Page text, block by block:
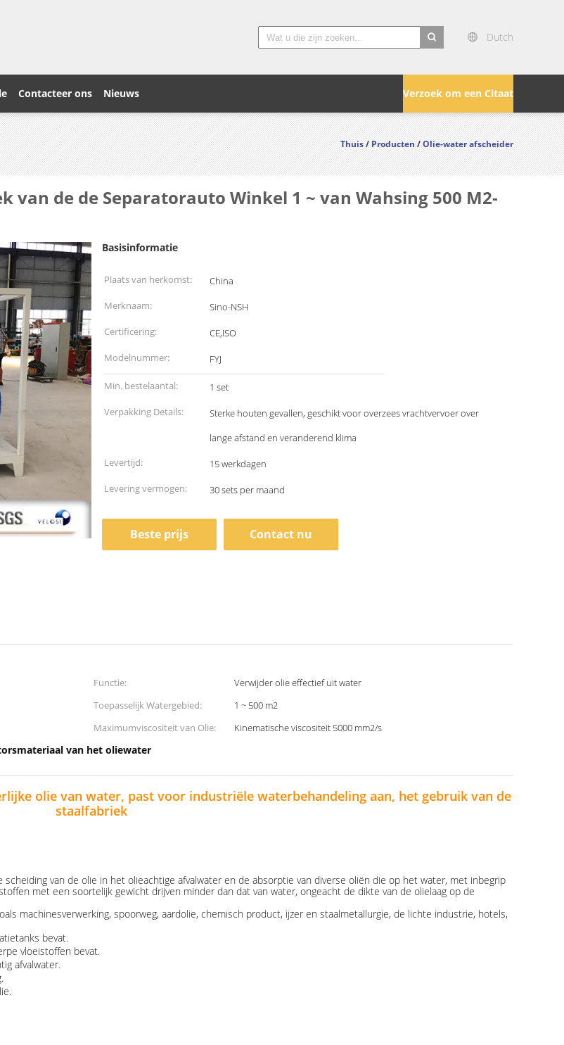
Dutch
Verzoek om een Citaat
Contacteer ons Nieuws
Thuis/Producten/Olie-water afscheider
de de Separatorauto Winkel 1 ~ van Wahsing 500 M2-
Basisinformatie
Plaats van herkomst:
China
Merknaam:
Sino-NSH
Certificering:
CE,ISO
Modelnummer:
FYJ
Min. bestelaantal:
1 set
Verpakking Details:
Sterke houten gevallen, geschikt voor overzees vrachtvervoer over
lange afstand en veranderend klima
Levertijd:
15 werkdagen
Levering vermogen:
30 sets per maand
Beste prijs Contact nu
Functie:
Verwijder olie effectief uit water
Toepasselijk Watergebied:
1 ~ 500 m2
Maximumviscositeit van Olie:
Kinematische viscositeit 5000 mm2/s
van het oliewater
olie van water, past voor industriële waterbehandeling aan, het gebruik van de
staalfabriek
van de olie in het olieachtige afvalwater en de absorptie van diverse oliën die op het water, met inbegrip
met een soortelijk gewicht drijven minder dan dat van water, ongeacht de dikte van de olielaag op de
machinesverwerking, spoorweg, aardolie, chemisch product, ijzer en staalmetallurgie, de lichte industrie, hotels,
bevat.
vloeistoffen bevat.
afvalwater.